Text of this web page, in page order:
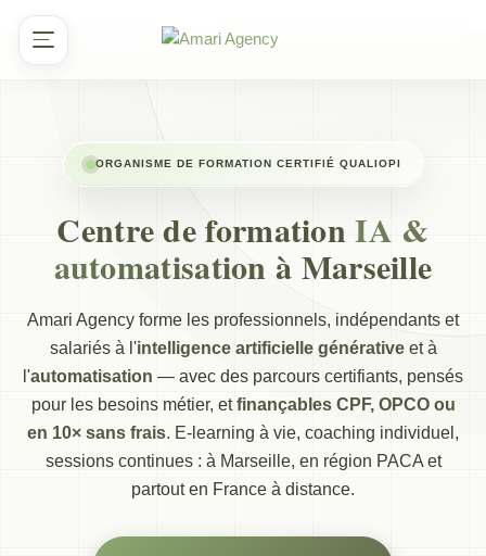
Aller
contenu
ORGANISME DE FORMATION CERTIFIÉ QUALIOPI
Centre de formationIA &
automatisation à Marseille
Amari Agency forme les professionnels, indépendants et
salariés à l'intelligence artificielle générativeet à
l'automatisation — avec des parcours certifiants, pensés
pour les besoins métier, etfinançables CPF, OPCO ou
en 10× sans frais. E-learning à vie, coaching individuel,
sessions continues : à Marseille, en région PACA et
partout en France à distance.